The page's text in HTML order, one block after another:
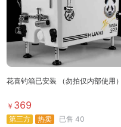
花喜钓箱已安装 （勿拍仅内部使用
￥ 369
第三方 热卖 已售 40